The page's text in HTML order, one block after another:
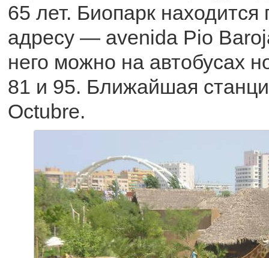
65 лет. Биопарк
адресу — avenida Pio
него можно на автобусах
81 и 95. Ближайшая
Octubre.